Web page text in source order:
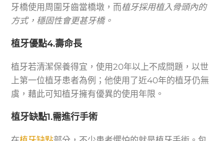
牙橋使用周圍牙齒當橋墩，而植牙採用植入骨頭內的
方式，穩固性會更甚牙橋。
植牙優點4.壽命長
植牙若清潔保養得宜，使用20年以上不成問題，以世
上第一位植牙患者為例；他使用了近40年的植牙仍無
虞，藉此可知植牙擁有優異的使用年限。
植牙缺點1.需進行手術